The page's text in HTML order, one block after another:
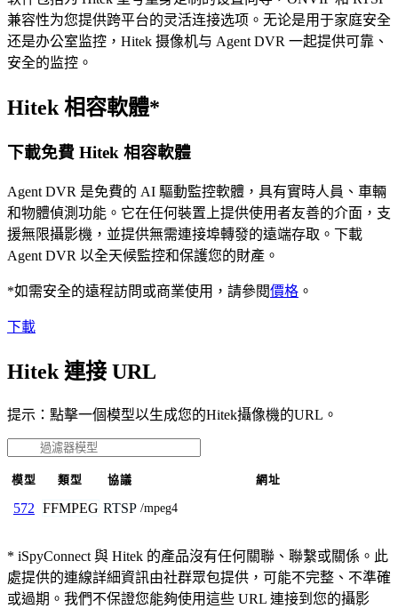
兼容性为您提供跨平台的灵活连接选项。无论是用于家庭安全
还是办公室监控，Hitek 摄像机与 Agent DVR 一起提供可靠、
安全的监控。
Hitek 相容軟體*
下載免費 Hitek 相容軟體
Agent DVR 是免費的 AI 驅動監控軟體，具有實時人員、車輛
和物體偵測功能。它在任何裝置上提供使用者友善的介面，支
援無限攝影機，並提供無需連接埠轉發的遠端存取。下載
Agent DVR 以全天候監控和保護您的財產。
*如需安全的遠程訪問或商業使用，請參閱價格 。
下載
Hitek 連接 URL
提示：點擊一個模型以生成您的Hitek攝像機的URL。
模型 類型 協議 網址
572 FFMPEG RTSP /mpeg4
* iSpyConnect 與 Hitek 的產品沒有任何關聯、聯繫或關係。此
處提供的連線詳細資訊由社群眾包提供，可能不完整、不準確
或過期。我們不保證您能夠使用這些 URL 連接到您的攝影